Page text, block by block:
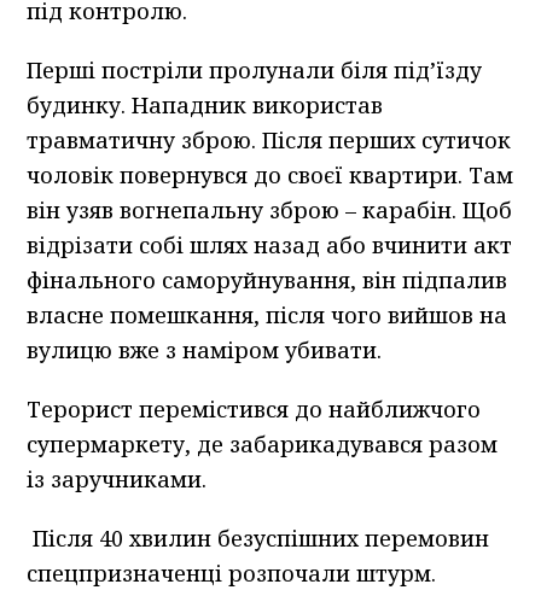
під контролю.
Перші постріли пролунали біля під’їзду
будинку. Нападник використав
травматичну зброю. Після перших сутичок
чоловік повернувся до своєї квартири. Там
він узяв вогнепальну зброю – карабін. Щоб
відрізати собі шлях назад або вчинити акт
фінального саморуйнування, він підпалив
власне помешкання, після чого вийшов на
вулицю вже з наміром убивати.
Терорист перемістився до найближчого
супермаркету, де забарикадувався разом
із заручниками.
Після 40 хвилин безуспішних перемовин
спецпризначенці розпочали штурм.